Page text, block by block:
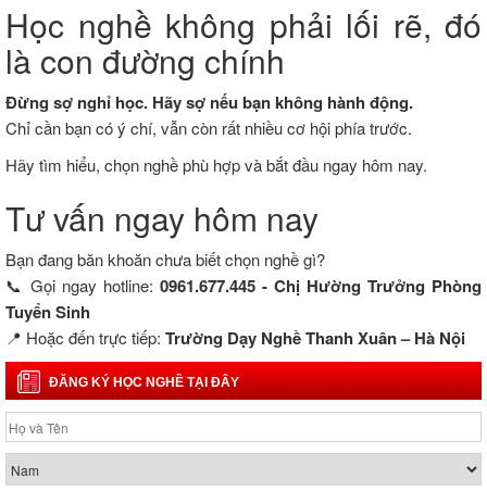
Học nghề không phải lối rẽ, đó
là conđường chính
Đừng sợ nghỉ học. Hãysợ nếu bạnkhông hành động.
Chỉcầnbạncóý chí, vẫncòn rất nhiềucơ hộiphíatrước.
Hãy tìm hiểu, chọn nghềphù hợpvàbắtđầu ngay hôm nay.
Tưvấn ngay hôm nay
Bạnđangbănkhoănchưabiếtchọn nghềgì?
📞 Gọi ngay hotline: 0961.677.445 - Chị Hường Trưởng Phòng
Tuyển Sinh
📍 Hoặc đếntrực tiếp: Trường Dạy NghềThanh Xuân –Hà Nội
ĐĂNG KÝ HỌC NGHỀ TẠI ĐÂY